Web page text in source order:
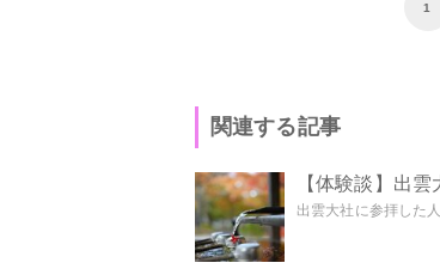
1
関連する記事
【体験談】出
出雲大社に参拝した